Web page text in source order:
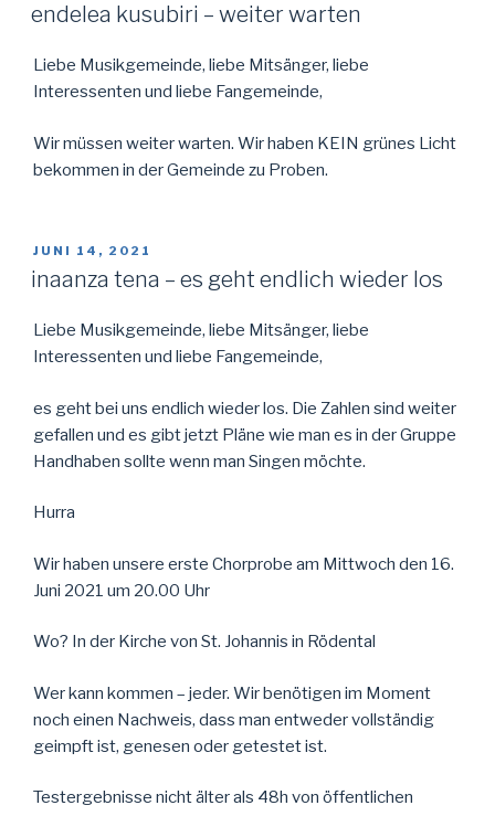
endelea kusubiri – weiter warten
Liebe Musikgemeinde, liebe Mitsänger, liebe
Interessenten und liebe Fangemeinde,
Wir müssen weiter warten. Wir haben KEIN grünes Licht
bekommen in der Gemeinde zu Proben.
VERÖFFENTLICHT
AM
JUNI 14, 2021
inaanza tena – es geht endlich wieder los
Liebe Musikgemeinde, liebe Mitsänger, liebe
Interessenten und liebe Fangemeinde,
es geht bei uns endlich wieder los. Die Zahlen sind weiter
gefallen und es gibt jetzt Pläne wie man es in der Gruppe
Handhaben sollte wenn man Singen möchte.
Hurra
Wir haben unsere erste Chorprobe am Mittwoch den 16.
Juni 2021 um 20.00 Uhr
Wo? In der Kirche von St. Johannis in Rödental
Wer kann kommen – jeder. Wir benötigen im Moment
noch einen Nachweis, dass man entweder vollständig
geimpft ist, genesen oder getestet ist.
Testergebnisse nicht älter als 48h von öffentlichen